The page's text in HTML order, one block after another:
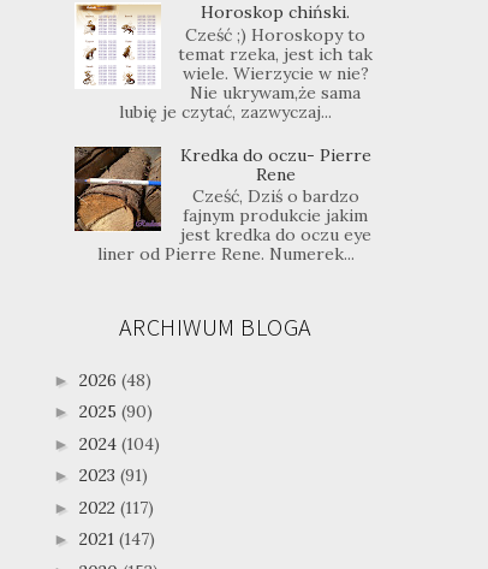
Horoskop chiński.
Cześć ;) Horoskopy to
temat rzeka, jest ich tak
wiele. Wierzycie w nie?
Nie ukrywam,że sama
lubię je czytać, zazwyczaj...
Kredka do oczu- Pierre
Rene
Cześć, Dziś o bardzo
fajnym produkcie jakim
jest kredka do oczu eye
liner od Pierre Rene. Numerek...
ARCHIWUM BLOGA
► 2026 (48)
► 2025 (90)
► 2024 (104)
► 2023 (91)
► 2022 (117)
► 2021 (147)